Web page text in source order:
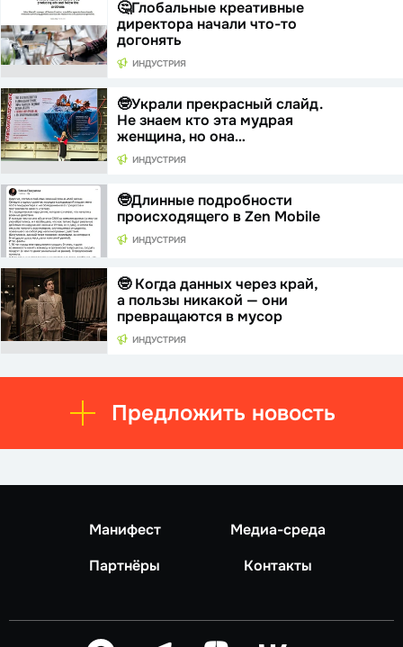
🤔Глобальные креативные
директора начали что-то
догонять
ИНДУСТРИЯ
🤓Украли прекрасный слайд.
Не знаем кто эта мудрая
женщина, но она…
ИНДУСТРИЯ
🤓Длинные подробности
происходящего в Zen Mobile
ИНДУСТРИЯ
🤓 Когда данных через край,
а пользы никакой — они
превращаются в мусор
ИНДУСТРИЯ
Предложить новость
Манифест
Медиа-среда
Партнёры
Контакты